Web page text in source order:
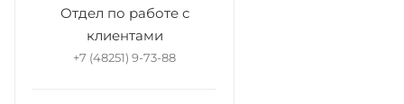
Отдел по работе с
клиентами
+7 (48251) 9-73-88